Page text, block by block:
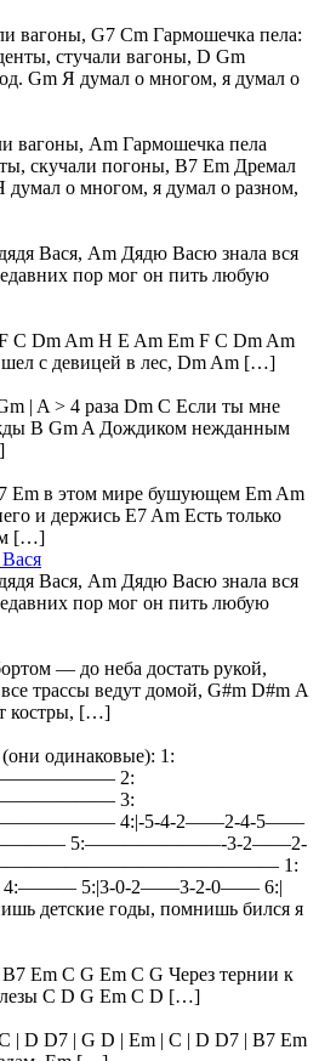
вагоны, G7 Cm Гармошечка пела:
стучали вагоны, D Gm
Gm Я думал о многом, я думал о
вагоны, Am Гармошечка пела
скучали погоны, B7 Em Дремал
о многом, я думал о разном,
Вася, Am Дядю Васю знала вся
пор мог он пить любую
C Dm Am H E Am Em F C Dm Am
с девицей в лес, Dm Am […]
| A > 4 раза Dm C Если ты мне
B Gm A Дождиком нежданным
Em в этом мире бушующем Em Am
и держись E7 Am Есть только
[…]
Вася, Am Дядю Васю знала вся
пор мог он пить любую
— до неба достать рукой,
трассы ведут домой, G#m D#m А
костры, […]
одинаковые): 1:
2:
3:
4:|-5-4-2——2-4-5——
5:———————-3-2——2-
1:
5:|3-0-2——3-2-0—— 6:|
годы, помнишь бился я
Em C G Em C G Через тернии к
C D G Em C D […]
| D D7 | G D | Em | C | D D7 | B7 Em